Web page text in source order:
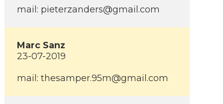
mail: pieterzanders@gmail.com
Marc Sanz
23-07-2019
mail: thesamper.95m@gmail.com